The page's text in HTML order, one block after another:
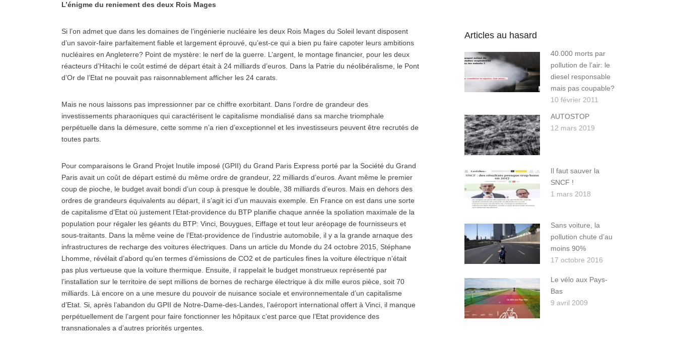
L’énigme du reniement des deux Rois Mages
Si l’on admet que dans les domaines de l’ingénierie nucléaire les deux Rois Mages du Soleil levant disposent
d’un savoir-faire parfaitement fiable et largement éprouvé, qu’est-ce qui a bien pu faire capoter leurs ambitions
nucléaires en Angleterre? Point de mystère: le nerf de la guerre. L’argent, le montage financier, pour les deux
réacteurs d’Hitachi le coût estimé de départ était à 24 milliards d’euros. Dans la Patrie du néolibéralisme, le Pont
d’Or de l’Etat ne pouvait pas raisonnablement afficher les 24 carats.
Mais ne nous laissons pas impressionner par ce chiffre exorbitant. Dans l’ordre de grandeur des
investissements pharaoniques qui caractérisent le capitalisme mondialisé dans sa marche triomphale
perpétuelle dans la démesure, cette somme n’a rien d’exceptionnel et les investisseurs peuvent être recrutés de
toutes parts.
Pour comparaisons le Grand Projet Inutile imposé (GPII) du Grand Paris Express porté par la Société du Grand
Paris avait un coût de départ estimé du même ordre de grandeur, 22 milliards d’euros. Avant même le premier
coup de pioche, le budget avait bondi d’un coup à presque le double, 38 milliards d’euros. Mais en dehors des
ordres de grandeurs équivalents au départ, il s’agit ici d’un mauvais exemple. En France on est dans une sorte
de capitalisme d’Etat où justement l’Etat-providence du BTP planifie chaque année la spoliation maximale de la
population pour régaler les géants du BTP: Vinci, Bouygues, Eiffage et tout leur aréopage de fournisseurs et
sous-traitants. Dans la même veine de l’Etat-providence de l’industrie automobile, il y a la grande arnaque des
infrastructures de recharge des voitures électriques. Dans un article du Monde du 24 octobre 2015, Stéphane
Lhomme, révélait d’abord qu’en termes d’émissions de CO2 et de particules fines la voiture électrique n’était
pas plus vertueuse que la voiture thermique. Ensuite, il rappelait le budget monstrueux représenté par
l’installation sur le territoire de sept millions de bornes de recharge électrique à dix mille euros pièce, soit 70
milliards. Là encore on a une mesure du pouvoir de nuisance sociale et environnementale d’un capitalisme
d’Etat. Si, après l’abandon du GPII de Notre-Dame-des-Landes, l’aéroport international offert à Vinci, il manque
perpétuellement de l’argent pour faire fonctionner les hôpitaux c’est parce que l’Etat providence des
transnationales a d’autres priorités urgentes.
Articles au hasard
40.000 morts par
pollution de l’air: le
diesel responsable
mais pas coupable?
10 février 2011
AUTOSTOP
12 mars 2019
Il faut sauver la
SNCF !
1 mars 2018
Sans voiture, la
pollution chute d’au
moins 90%
17 octobre 2016
Le vélo aux Pays-
Bas
9 avril 2009